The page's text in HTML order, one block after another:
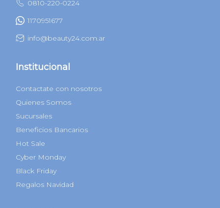
Nuestras Redes
Newsletter
Atención al Cliente
Lunes a domingos de 9 a 18hs